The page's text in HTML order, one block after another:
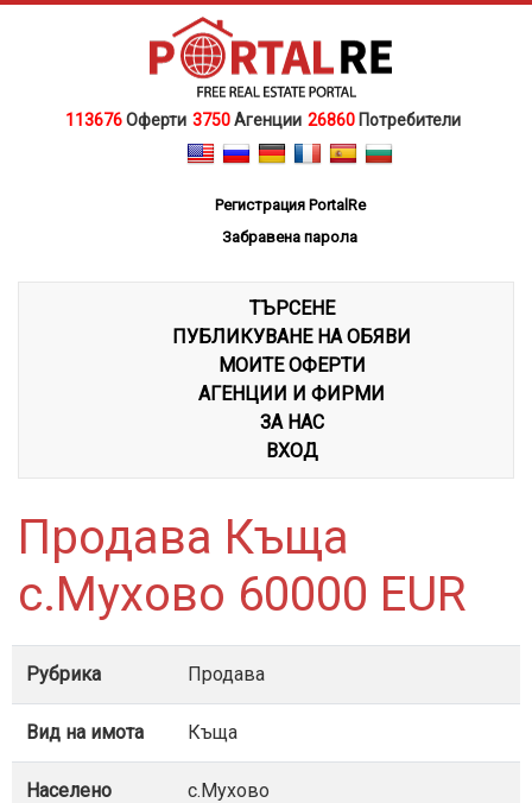
113676Оферти 3750Агенции 26860 Потребители
Регистрация PortalRe
Забравена парола
ТЪРСЕНЕ
ПУБЛИКУВАНЕ НА ОБЯВИ
МОИТЕ ОФЕРТИ
АГЕНЦИИ И ФИРМИ
ЗА НАС
ВХОД
Продава Къща
с.Мухово 60000 EUR
Рубрика Продава
Вид на имота Къща
Населено
с.Мухово